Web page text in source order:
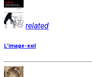
related
L'image-exil